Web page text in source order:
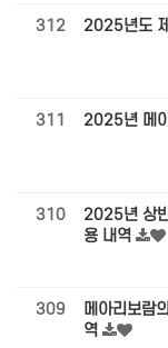
312 2025년도
311 2025년 메
310
2025년 상
용 내역
309
메아리보람
역